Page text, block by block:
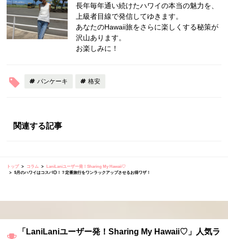
長年毎年通い続けたハワイの本当の魅力を、
上級者目線で発信してゆきます。
あなたのHawaii旅をさらに楽しくする秘策が
沢山あります。
お楽しみに！
パンケーキ 格安
関連する記事
トップ コラム
LaniLaniユーザー発！Sharing My Hawaii♡
5月のハワイはコスパ◎！？定番旅行をワンラックアップさせるお得ワザ！
「LaniLaniユーザー発！Sharing My Hawaii♡」人気ラ